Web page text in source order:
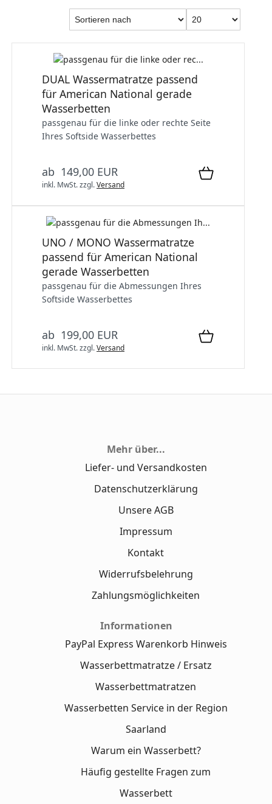
DUAL Wassermatratze passend
für American National gerade
Wasserbetten
passgenau für die linke oder rechte Seite
Ihres Softside Wasserbettes
ab 149,00 EUR
inkl. MwSt.zzgl.Versand
UNO / MONO Wassermatratze
passend für American National
gerade Wasserbetten
passgenau für die Abmessungen Ihres
Softside Wasserbettes
ab 199,00 EUR
inkl. MwSt.zzgl.Versand
Mehr über...
Liefer- und Versandkosten
Datenschutzerklärung
Unsere AGB
Impressum
Kontakt
Widerrufsbelehrung
Zahlungsmöglichkeiten
Informationen
PayPal Express Warenkorb Hinweis
Wasserbettmatratze / Ersatz
Wasserbettmatratzen
Wasserbetten Service in der Region
Saarland
Warum ein Wasserbett?
Häufig gestellte Fragen zum
Wasserbett